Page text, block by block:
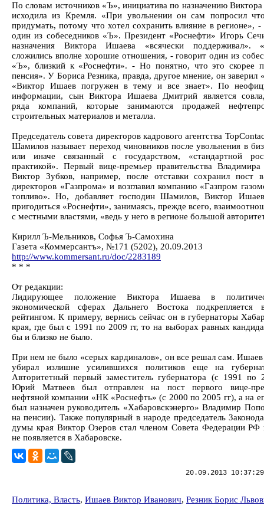
По словам источников «Ъ», инициатива по назначению
исходила из Кремля. «При увольнении он сам попросил
придумать, потому что хотел сохранить влияние в регионе», -
один из собеседников «Ъ». Президент «Роснефти» Игорь
назначения Виктора Ишаева «всячески
сложились вполне хорошие отношения, - говорит один из
«Ъ», близкий к «Роснефти». - Но понятно, что это скорее
пенсия». У Бориса Резника, правда, другое мнение, он заверил
«Виктор Ишаев погружен в тему и все знает». По
информации, сын Виктора Ишаева Дмитрий является
ряда компаний, которые занимаются продажей
строительных материалов и металла.
Председатель совета директоров кадрового агентства
Шамилов называет переход чиновников после увольнения в
или иначе связанный с государством, «стандартной
практикой». Первый вице-премьер правительства
Виктор Зубков, например, после отставки сохранил пост
директоров «Газпрома» и возглавил компанию «Газпром
топливо». Но, добавляет господин Шамилов, Виктор
пригодиться «Роснефти», занимаясь, прежде всего,
с местными властями, «ведь у него в регионе большой
Кирилл Ъ-Мельников, Софья Ъ-Самохина
Газета «Коммерсантъ», №171 (5202), 20.09.2013
http://www.kommersant.ru/doc/2283189
* * *
От редакции:
Лидирующее положение Виктора Ишаева в
экономической сферах Дальнего Востока подкрепляется
рейтингом. К примеру, вернись сейчас он в губернаторы
края, где был с 1991 по 2009 гг, то на выборах равных
бы и близко не было.
При нем не было «серых кардиналов», он все решал сам. Ишаев
убирал излишне усилившихся политиков еще на
Авторитетный первый заместитель губернатора (с 1991 по
Юрий Матвеев был отправлен на пост первого вице-
нефтяной компании «НК «Роснефть» (с 2000 по 2005 гг), а на
был назначен руководитель «Хабаровскэнерго» Владимир
на пенсии). Также популярный в народе председатель
думы края Виктор Озеров стал членом Совета Федерации РФ
не появляется в Хабаровске.
20.09.2013
Политика, Власть, Ишаев Виктор Иванович, Резник Борис